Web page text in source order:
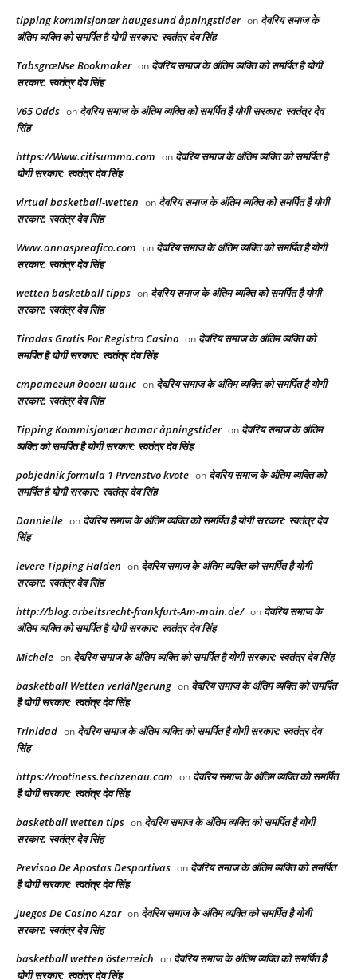
tipping kommisjonær haugesund åpningstider on देवरिय समाज के
अंतिम व्यक्ति को समर्पित है योगी सरकार: स्वतंत्र देव सिंह
TabsgræNse Bookmaker on देवरिय समाज के अंतिम व्यक्ति को समर्पित है योगी
सरकार: स्वतंत्र देव सिंह
V65 Odds on देवरिय समाज के अंतिम व्यक्ति को समर्पित है योगी सरकार: स्वतंत्र देव
सिंह
https://Www.citisumma.com on देवरिय समाज के अंतिम व्यक्ति को समर्पित है
योगी सरकार: स्वतंत्र देव सिंह
virtual basketball-wetten on देवरिय समाज के अंतिम व्यक्ति को समर्पित है योगी
सरकार: स्वतंत्र देव सिंह
Www.annaspreafico.com on देवरिय समाज के अंतिम व्यक्ति को समर्पित है योगी
सरकार: स्वतंत्र देव सिंह
wetten basketball tipps on देवरिय समाज के अंतिम व्यक्ति को समर्पित है योगी
सरकार: स्वतंत्र देव सिंह
Tiradas Gratis Por Registro Casino on देवरिय समाज के अंतिम व्यक्ति को
समर्पित है योगी सरकार: स्वतंत्र देव सिंह
стратегия двоен шанс on देवरिय समाज के अंतिम व्यक्ति को समर्पित है योगी
सरकार: स्वतंत्र देव सिंह
Tipping Kommisjonær hamar åpningstider on देवरिय समाज के अंतिम
व्यक्ति को समर्पित है योगी सरकार: स्वतंत्र देव सिंह
pobjednik formula 1 Prvenstvo kvote on देवरिय समाज के अंतिम व्यक्ति को
समर्पित है योगी सरकार: स्वतंत्र देव सिंह
Dannielle on देवरिय समाज के अंतिम व्यक्ति को समर्पित है योगी सरकार: स्वतंत्र देव
सिंह
levere Tipping Halden on देवरिय समाज के अंतिम व्यक्ति को समर्पित है योगी
सरकार: स्वतंत्र देव सिंह
http://blog.arbeitsrecht-frankfurt-Am-main.de/ on देवरिय समाज के
अंतिम व्यक्ति को समर्पित है योगी सरकार: स्वतंत्र देव सिंह
Michele on देवरिय समाज के अंतिम व्यक्ति को समर्पित है योगी सरकार: स्वतंत्र देव सिंह
basketball Wetten verläNgerung on देवरिय समाज के अंतिम व्यक्ति को समर्पित
है योगी सरकार: स्वतंत्र देव सिंह
Trinidad on देवरिय समाज के अंतिम व्यक्ति को समर्पित है योगी सरकार: स्वतंत्र देव
सिंह
https://rootiness.techzenau.com on देवरिय समाज के अंतिम व्यक्ति को समर्पित
है योगी सरकार: स्वतंत्र देव सिंह
basketball wetten tips on देवरिय समाज के अंतिम व्यक्ति को समर्पित है योगी
सरकार: स्वतंत्र देव सिंह
Previsao De Apostas Desportivas on देवरिय समाज के अंतिम व्यक्ति को समर्पित
है योगी सरकार: स्वतंत्र देव सिंह
Juegos De Casino Azar on देवरिय समाज के अंतिम व्यक्ति को समर्पित है योगी
सरकार: स्वतंत्र देव सिंह
basketball wetten österreich on देवरिय समाज के अंतिम व्यक्ति को समर्पित है
योगी सरकार: स्वतंत्र देव सिंह